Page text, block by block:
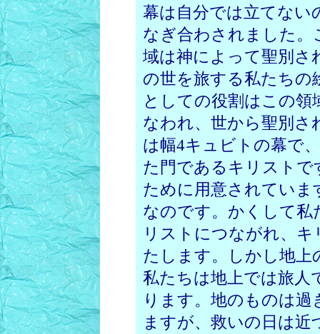
幕は自分では立てない
なぎ合わされました。
域は神によって聖別さ
の世を旅する私たちの
としての役割はこの
なわれ、世から聖別さ
は幅4キュビトの幕で
た門であるキリスト
ために用意されていま
なのです。かくして
リストにつながれ、
たします。しかし地上
私たちは地上では旅人
ります。地のものは
ますが、救いの日は